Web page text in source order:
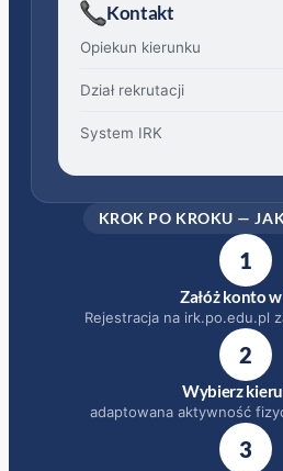
Kontakt
Opiekun kierunku
Dział rekrutacji
System IRK
KROK PO KROKU —
1
Załóż konto
Rejestracja na irk.po.edu.pl
2
Wybierz
adaptowana aktywność
3